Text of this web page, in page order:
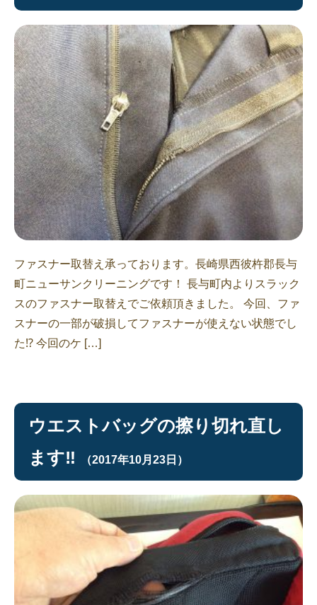
ファスナー取替え承っております。長崎県西彼杵郡長与
町ニューサンクリーニングです！ 長与町内よりスラック
スのファスナー取替えでご依頼頂きました。 今回、ファ
スナーの一部が破損してファスナーが使えない状態でし
た⁉︎ 今回のケ […]
ウエストバッグの擦り切れ直し
ます‼︎
（2017年10月23日）